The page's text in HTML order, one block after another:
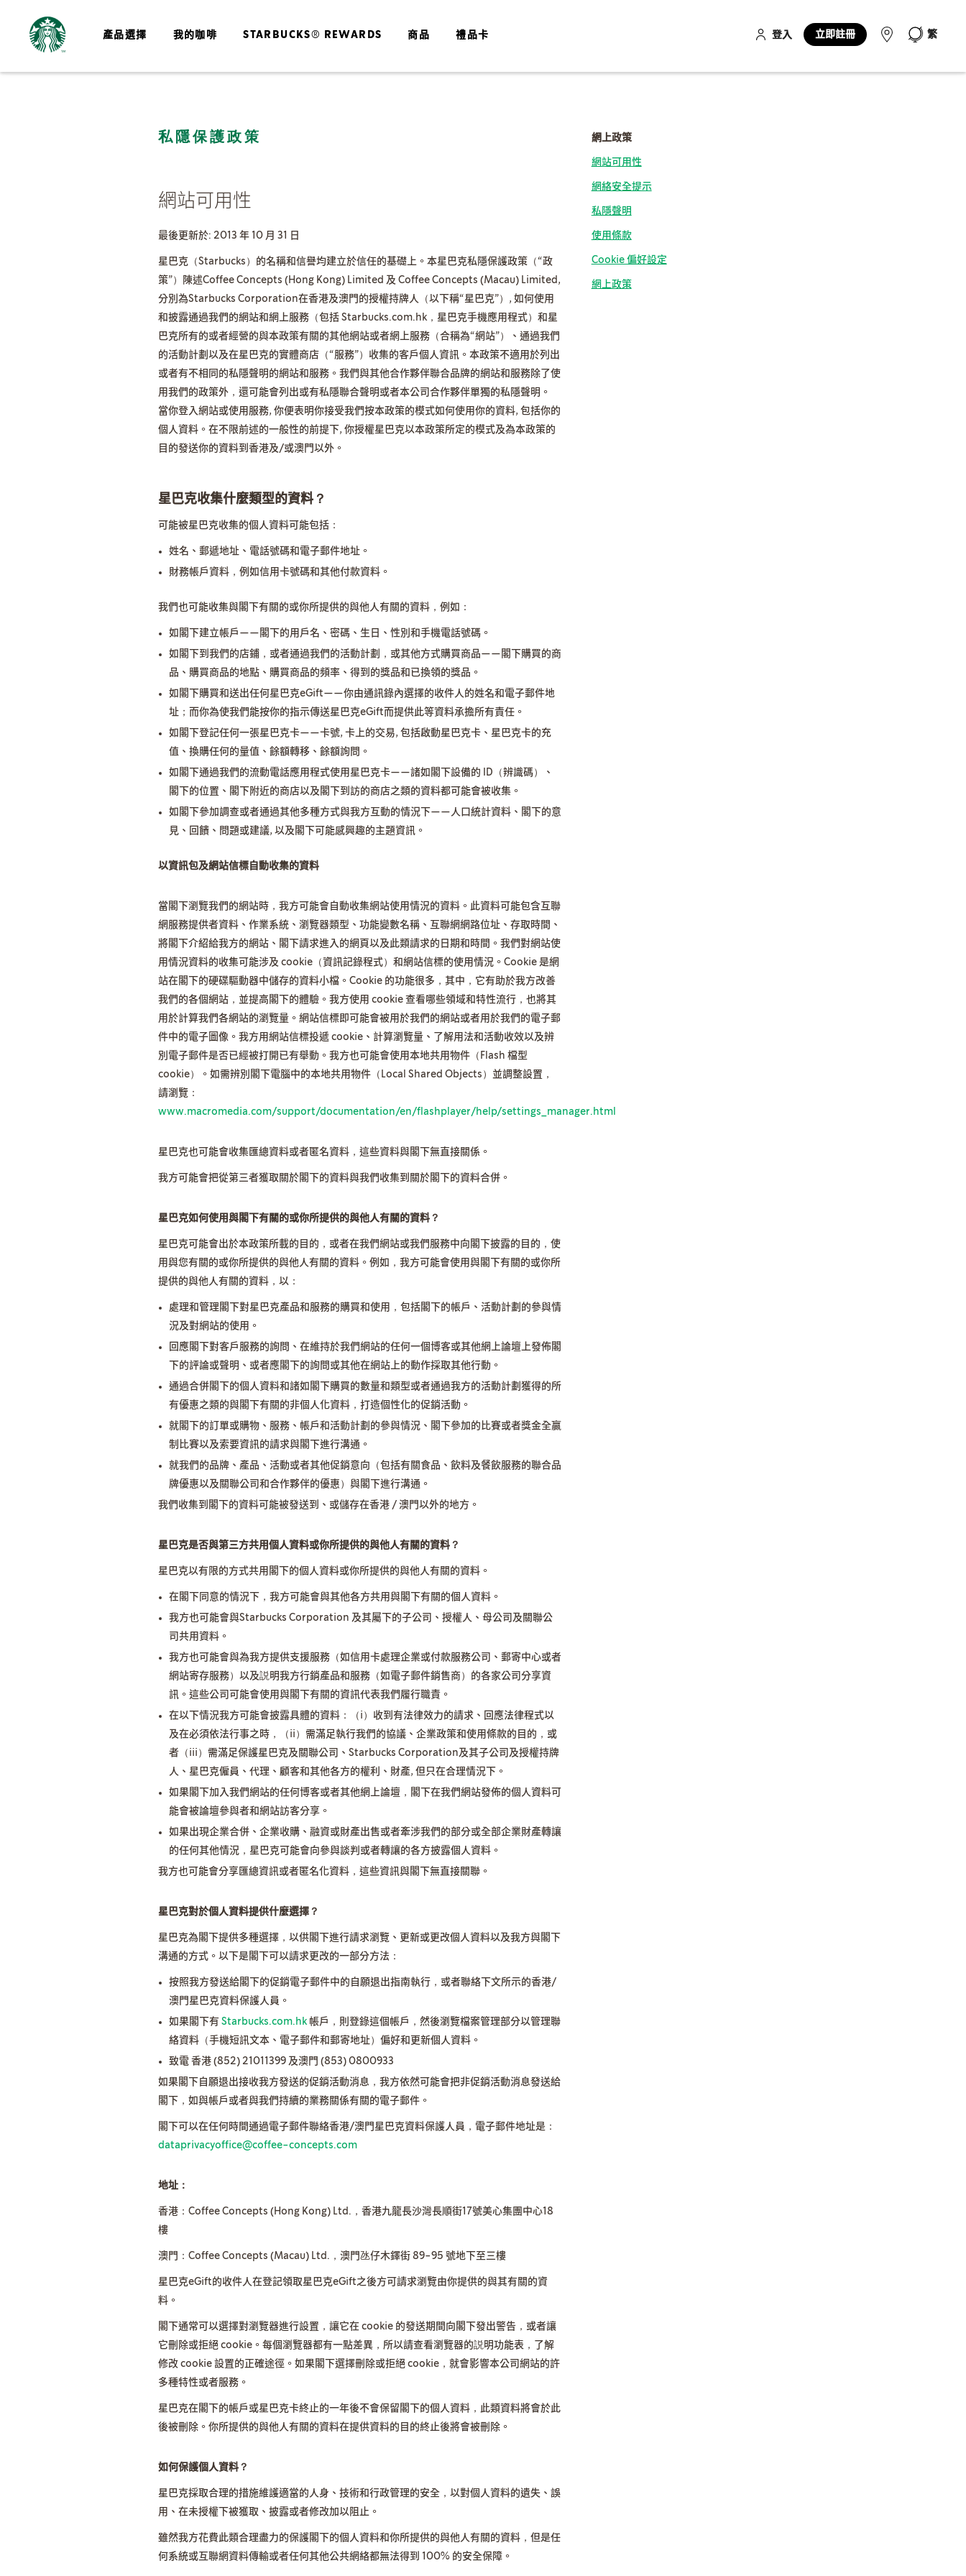
產品選擇 我的咖啡 STARBUCKS® REWARDS 商品 禮品卡 登入 立即註冊 繁
私隱保護政策
網站可用性
最後更新於: 2013 年 10 月 31 日
星巴克（Starbucks）的名稱和信譽均建立於信任的基礎上。本星巴克私隱保護政策（“政
策”）陳述Coffee Concepts (Hong Kong) Limited 及 Coffee Concepts (Macau) Limited,
分別為Starbucks Corporation在香港及澳門的授權持牌人（以下稱“星巴克”）, 如何使用
和披露通過我們的網站和網上服務（包括 Starbucks.com.hk，星巴克手機應用程式）和星
巴克所有的或者經營的與本政策有關的其他網站或者網上服務（合稱為“網站”）、通過我們
的活動計劃以及在星巴克的實體商店（“服務”）收集的客戶個人資訊。本政策不適用於列出
或者有不相同的私隱聲明的網站和服務。我們與其他合作夥伴聯合品牌的網站和服務除了使
用我們的政策外，還可能會列出或有私隱聯合聲明或者本公司合作夥伴單獨的私隱聲明。
當你登入網站或使用服務, 你便表明你接受我們按本政策的模式如何使用你的資料, 包括你的
個人資料。在不限前述的一般性的前提下, 你授權星巴克以本政策所定的模式及為本政策的
目的發送你的資料到香港及/或澳門以外。
星巴克收集什麼類型的資料？
可能被星巴克收集的個人資料可能包括：
姓名、郵遞地址、電話號碼和電子郵件地址。
財務帳戶資料，例如信用卡號碼和其他付款資料。
我們也可能收集與閣下有關的或你所提供的與他人有關的資料，例如：
如閣下建立帳戶——閣下的用戶名、密碼、生日、性別和手機電話號碼。
如閣下到我們的店鋪，或者通過我們的活動計劃，或其他方式購買商品——閣下購買的商
品、購買商品的地點、購買商品的頻率、得到的獎品和已換領的獎品。
如閣下購買和送出任何星巴克eGift——你由通訊錄內選擇的收件人的姓名和電子郵件地
址；而你為使我們能按你的指示傳送星巴克eGift而提供此等資料承擔所有責任。
如閣下登記任何一張星巴克卡——卡號, 卡上的交易, 包括啟動星巴克卡、星巴克卡的充
值、換購任何的量值、餘額轉移、餘額詢問。
如閣下通過我們的流動電話應用程式使用星巴克卡——諸如閣下設備的 ID（辨識碼）、
閣下的位置、閣下附近的商店以及閣下到訪的商店之類的資料都可能會被收集。
如閣下參加調查或者通過其他多種方式與我方互動的情況下——人口統計資料、閣下的意
見、回饋、問題或建議, 以及閣下可能感興趣的主題資訊。
以資訊包及網站信標自動收集的資料
當閣下瀏覽我們的網站時，我方可能會自動收集網站使用情況的資料。此資料可能包含互聯
網服務提供者資料、作業系統、瀏覽器類型、功能變數名稱、互聯網網路位址、存取時間、
將閣下介紹給我方的網站、閣下請求進入的網頁以及此類請求的日期和時間。我們對網站使
用情況資料的收集可能涉及 cookie（資訊記錄程式）和網站信標的使用情況。Cookie 是網
站在閣下的硬碟驅動器中儲存的資料小檔。Cookie 的功能很多，其中，它有助於我方改善
我們的各個網站，並提高閣下的體驗。我方使用 cookie 查看哪些領域和特性流行，也將其
用於計算我們各網站的瀏覽量。網站信標即可能會被用於我們的網站或者用於我們的電子郵
件中的電子圖像。我方用網站信標投遞 cookie、計算瀏覽量、了解用法和活動收效以及辨
別電子郵件是否已經被打開已有舉動。我方也可能會使用本地共用物件（Flash 檔型
cookie）。如需辨別閣下電腦中的本地共用物件（Local Shared Objects）並調整設置，
請瀏覽：
www.macromedia.com/support/documentation/en/flashplayer/help/settings_manager.html
星巴克也可能會收集匯總資料或者匿名資料，這些資料與閣下無直接關係。
我方可能會把從第三者獲取關於閣下的資料與我們收集到關於閣下的資料合併。
星巴克如何使用與閣下有關的或你所提供的與他人有關的資料？
星巴克可能會出於本政策所載的目的，或者在我們網站或我們服務中向閣下披露的目的，使
用與您有關的或你所提供的與他人有關的資料。例如，我方可能會使用與閣下有關的或你所
提供的與他人有關的資料，以：
處理和管理閣下對星巴克產品和服務的購買和使用，包括閣下的帳戶、活動計劃的參與情
況及對網站的使用。
回應閣下對客戶服務的詢問、在維持於我們網站的任何一個博客或其他網上論壇上發佈閣
下的評論或聲明、或者應閣下的詢問或其他在網站上的動作採取其他行動。
通過合併閣下的個人資料和諸如閣下購買的數量和類型或者通過我方的活動計劃獲得的所
有優惠之類的與閣下有關的非個人化資料，打造個性化的促銷活動。
就閣下的訂單或購物、服務、帳戶和活動計劃的參與情況、閣下參加的比賽或者獎金全贏
制比賽以及索要資訊的請求與閣下進行溝通。
就我們的品牌、產品、活動或者其他促銷意向（包括有關食品、飲料及餐飲服務的聯合品
牌優惠以及關聯公司和合作夥伴的優惠）與閣下進行溝通。
我們收集到閣下的資料可能被發送到、或儲存在香港 / 澳門以外的地方。
星巴克是否與第三方共用個人資料或你所提供的與他人有關的資料？
星巴克以有限的方式共用閣下的個人資料或你所提供的與他人有關的資料。
在閣下同意的情況下，我方可能會與其他各方共用與閣下有關的個人資料。
我方也可能會與Starbucks Corporation 及其屬下的子公司、授權人、母公司及關聯公
司共用資料。
我方也可能會與為我方提供支援服務（如信用卡處理企業或付款服務公司、郵寄中心或者
網站寄存服務）以及説明我方行銷產品和服務（如電子郵件銷售商）的各家公司分享資
訊。這些公司可能會使用與閣下有關的資訊代表我們履行職責。
在以下情況我方可能會披露具體的資料：（i）收到有法律效力的請求、回應法律程式以
及在必須依法行事之時，（ii）需滿足執行我們的協議、企業政策和使用條款的目的，或
者（iii）需滿足保護星巴克及關聯公司、Starbucks Corporation及其子公司及授權持牌
人、星巴克僱員、代理、顧客和其他各方的權利、財產, 但只在合理情況下。
如果閣下加入我們網站的任何博客或者其他網上論壇，閣下在我們網站發佈的個人資料可
能會被論壇參與者和網站訪客分享。
如果出現企業合併、企業收購、融資或財產出售或者牽涉我們的部分或全部企業財產轉讓
的任何其他情況，星巴克可能會向參與談判或者轉讓的各方披露個人資料。
我方也可能會分享匯總資訊或者匿名化資料，這些資訊與閣下無直接關聯。
星巴克對於個人資料提供什麼選擇？
星巴克為閣下提供多種選擇，以供閣下進行請求瀏覽、更新或更改個人資料以及我方與閣下
溝通的方式。以下是閣下可以請求更改的一部分方法：
按照我方發送給閣下的促銷電子郵件中的自願退出指南執行，或者聯絡下文所示的香港/
澳門星巴克資料保護人員。
如果閣下有 Starbucks.com.hk 帳戶，則登錄這個帳戶，然後瀏覽檔案管理部分以管理聯
絡資料（手機短訊文本、電子郵件和郵寄地址）偏好和更新個人資料。
致電 香港 (852) 21011399 及澳門 (853) 0800933
如果閣下自願退出接收我方發送的促銷活動消息，我方依然可能會把非促銷活動消息發送給
閣下，如與帳戶或者與我們持續的業務關係有關的電子郵件。
閣下可以在任何時間通過電子郵件聯絡香港/澳門星巴克資料保護人員，電子郵件地址是：
dataprivacyoffice@coffee-concepts.com
地址：
香港：Coffee Concepts (Hong Kong) Ltd.，香港九龍長沙灣長順街17號美心集團中心18
樓
澳門：Coffee Concepts (Macau) Ltd.，澳門氹仔木鐸街 89-95 號地下至三樓
星巴克eGift的收件人在登記領取星巴克eGift之後方可請求瀏覽由你提供的與其有關的資
料。
閣下通常可以選擇對瀏覽器進行設置，讓它在 cookie 的發送期間向閣下發出警告，或者讓
它刪除或拒絕 cookie。每個瀏覽器都有一點差異，所以請查看瀏覽器的説明功能表，了解
修改 cookie 設置的正確途徑。如果閣下選擇刪除或拒絕 cookie，就會影響本公司網站的許
多種特性或者服務。
星巴克在閣下的帳戶或星巴克卡終止的一年後不會保留閣下的個人資料，此類資料將會於此
後被刪除。你所提供的與他人有關的資料在提供資料的目的終止後將會被刪除。
如何保護個人資料？
星巴克採取合理的措施維護適當的人身、技術和行政管理的安全，以對個人資料的遺失、誤
用、在未授權下被獲取、披露或者修改加以阻止。
雖然我方花費此類合理盡力的保護閣下的個人資料和你所提供的與他人有關的資料，但是任
何系統或互聯網資料傳輸或者任何其他公共網絡都無法得到 100% 的安全保障。
網上政策
網站可用性
網絡安全提示
私隱聲明
使用條款
Cookie 偏好設定
網上政策